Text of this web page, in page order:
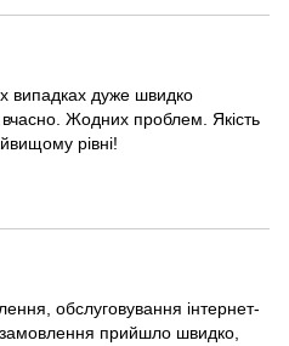
випадках дуже швидко
вчасно. Жодних проблем. Якість
рівні!
обслуговування інтернет-
прийшло швидко,